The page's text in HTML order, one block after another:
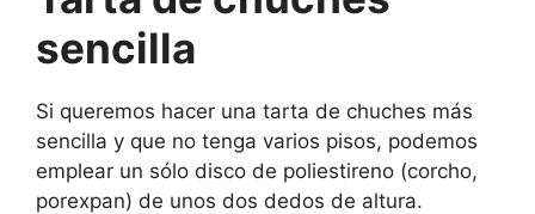
sencilla
Si queremos hacer una tarta de chuches más
sencilla y que no tenga varios pisos, podemos
emplear un sólo disco de poliestireno (corcho,
porexpan) de unos dos dedos de altura.